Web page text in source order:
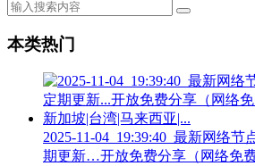
本类热门
2025-11-04_19:39:40_最新网络
期更新…开放免费分享（网络免